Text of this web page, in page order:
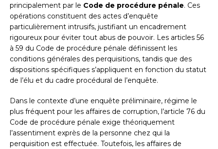
principalement par le Code de procédure pénale. Ces
opérations constituent des actes d’enquête
particulièrement intrusifs, justifiant un encadrement
rigoureux pour éviter tout abus de pouvoir. Les articles 56
à 59 du Code de procédure pénale définissent les
conditions générales des perquisitions, tandis que des
dispositions spécifiques s’appliquent en fonction du statut
de l’élu et du cadre procédural de l’enquête.
Dans le contexte d’une enquête préliminaire, régime le
plus fréquent pour les affaires de corruption, l’article 76 du
Code de procédure pénale exige théoriquement
l’assentiment exprès de la personne chez qui la
perquisition est effectuée. Toutefois, les affaires de